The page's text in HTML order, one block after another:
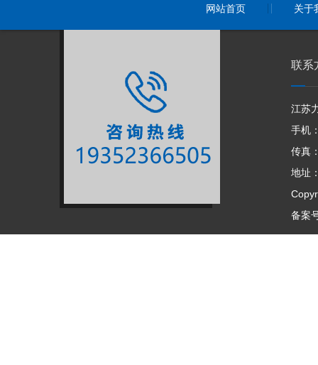
网站首页 关于
联系
江苏
手机
传真
地址
备案